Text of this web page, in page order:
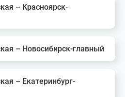
– Красноярск-
– Новосибирск-главный
– Екатеринбург-